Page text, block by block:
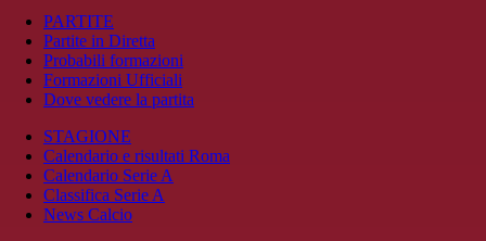
PARTITE
Partite in Diretta
Probabili formazioni
Formazioni Ufficiali
Dove vedere la partita
STAGIONE
Calendario e risultati Roma
Calendario Serie A
Classifica Serie A
News Calcio